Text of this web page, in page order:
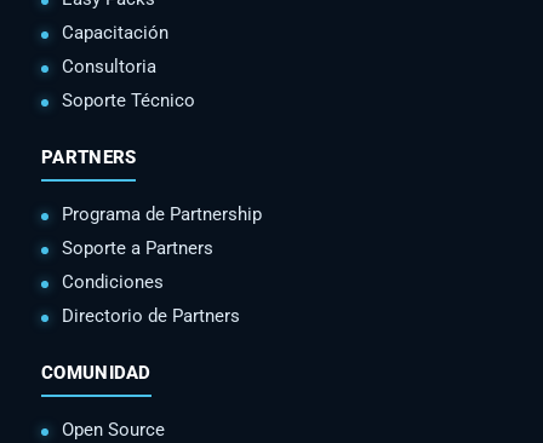
Capacitación
Consultoria
Soporte Técnico
PARTNERS
Programa de Partnership
Soporte a Partners
Condiciones
Directorio de Partners
COMUNIDAD
Open Source